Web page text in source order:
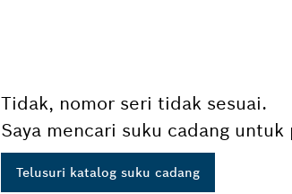
Tidak, nomor seri tidak sesuai.
Saya mencari suku cadang
Telusuri katalog suku cadang